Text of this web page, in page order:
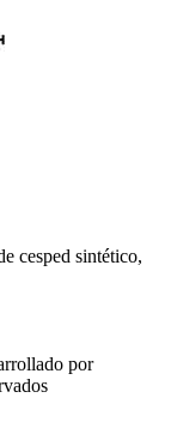
cesped sintético,
por